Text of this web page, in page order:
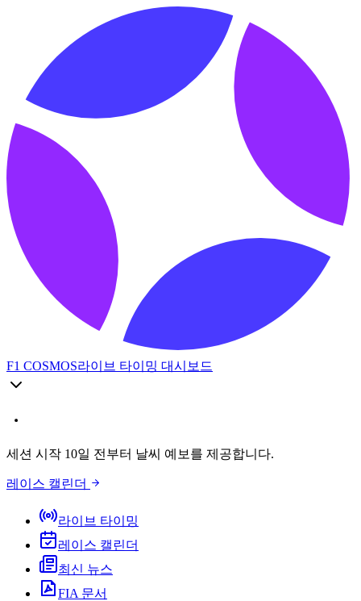
F1 COSMOS라이브 타이밍 대시보드
세션 시작 10일 전부터 날씨 예보를 제공합니다.
레이스 캘린더
라이브 타이밍
레이스 캘린더
최신 뉴스
FIA 문서